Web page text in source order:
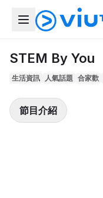
STEM By You
生活資訊 人氣話題 合家歡
節目介紹